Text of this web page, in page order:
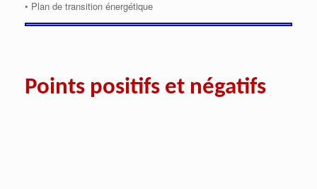
• Plan de transition énergétique
Points positifs et négatifs